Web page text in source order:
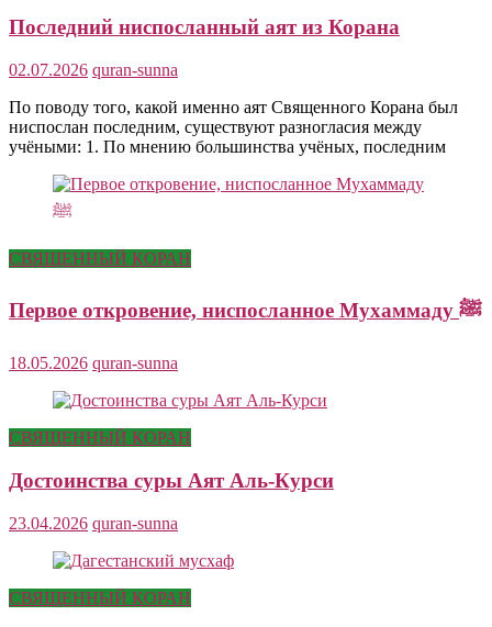
Последний ниспосланный аят из Корана
02.07.2026 quran-sunna
По поводу того, какой именно аят Священного Корана был
ниспослан последним, существуют разногласия между
учёными: 1. По мнению большинства учёных, последним
СВЯЩЕННЫЙ КОРАН
Первое откровение, ниспосланное Мухаммаду ﷺ
18.05.2026 quran-sunna
СВЯЩЕННЫЙ КОРАН
Достоинства суры Аят Аль-Курси
23.04.2026 quran-sunna
СВЯЩЕННЫЙ КОРАН